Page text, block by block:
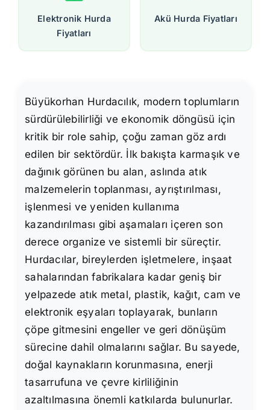
Elektronik Hurda
Fiyatları
Akü Hurda Fiyatları
Büyükorhan Hurdacılık, modern toplumların
sürdürülebilirliği ve ekonomik döngüsü için
kritik bir role sahip, çoğu zaman göz ardı
edilen bir sektördür. İlk bakışta karmaşık ve
dağınık görünen bu alan, aslında atık
malzemelerin toplanması, ayrıştırılması,
işlenmesi ve yeniden kullanıma
kazandırılması gibi aşamaları içeren son
derece organize ve sistemli bir süreçtir.
Hurdacılar, bireylerden işletmelere, inşaat
sahalarından fabrikalara kadar geniş bir
yelpazede atık metal, plastik, kağıt, cam ve
elektronik eşyaları toplayarak, bunların
çöpe gitmesini engeller ve geri dönüşüm
sürecine dahil olmalarını sağlar. Bu sayede,
doğal kaynakların korunmasına, enerji
tasarrufuna ve çevre kirliliğinin
azaltılmasına önemli katkılarda bulunurlar.